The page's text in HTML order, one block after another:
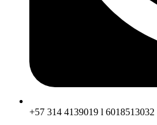
+57 314 4139019 l 6018513032